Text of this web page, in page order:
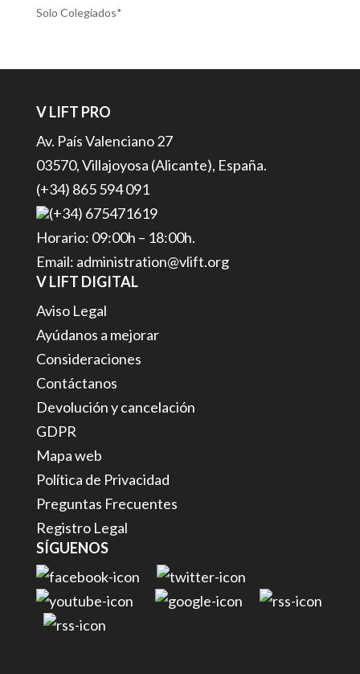
Solo Colegiados*
V LIFT PRO
Av. País Valenciano 27
03570, Villajoyosa (Alicante), España.
(+34) 865 594 091
(+34) 675471619
Horario: 09:00h – 18:00h.
Email: administration@vlift.org
V LIFT DIGITAL
Aviso Legal
Ayúdanos a mejorar
Consideraciones
Contáctanos
Devolución y cancelación
GDPR
Mapa web
Política de Privacidad
Preguntas Frecuentes
Registro Legal
SÍGUENOS